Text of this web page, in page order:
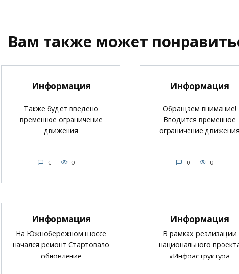
Вам также может
Информация
Также будет введено
временное ограничение
движения
0 0
Информация
Обращаем внимание!
Вводится временное
ограничение движения
0 0
Информация
На Южнобережном шоссе
начался ремонт Стартовало
обновление
Информация
В рамках реализации
национального
«Инфраструктура